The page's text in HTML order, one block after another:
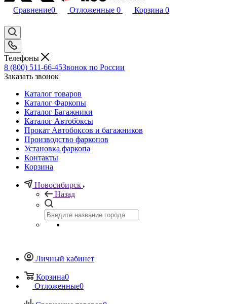
Сравнение0 Отложенные 0 Корзина 0
Телефоны
8 (800) 511-66-45Звонок по России
Заказать звонок
Каталог товаров
Каталог Фаркопы
Каталог Багажники
Каталог Автобоксы
Прокат Автобоксов и багажников
Производство фаркопов
Установка фаркопа
Контакты
Корзина
Новосибирск
Назад
Личный кабинет
Корзина0
Отложенные0